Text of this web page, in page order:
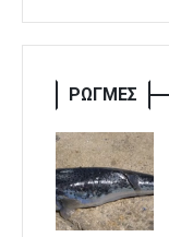
ΡΩΓΜΕΣ